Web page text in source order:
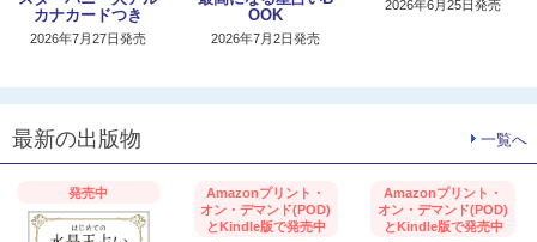
カナカードつき
2026年7月27日発売
OOK
2026年7月2日発売
2026年6月25日発売
最新の出版物 一覧へ
発売中
Amazonプリント・
オン・デマンド(POD)
とKindle版で発売中
Amazonプリント・
オン・デマンド(POD)
とKindle版で発売中